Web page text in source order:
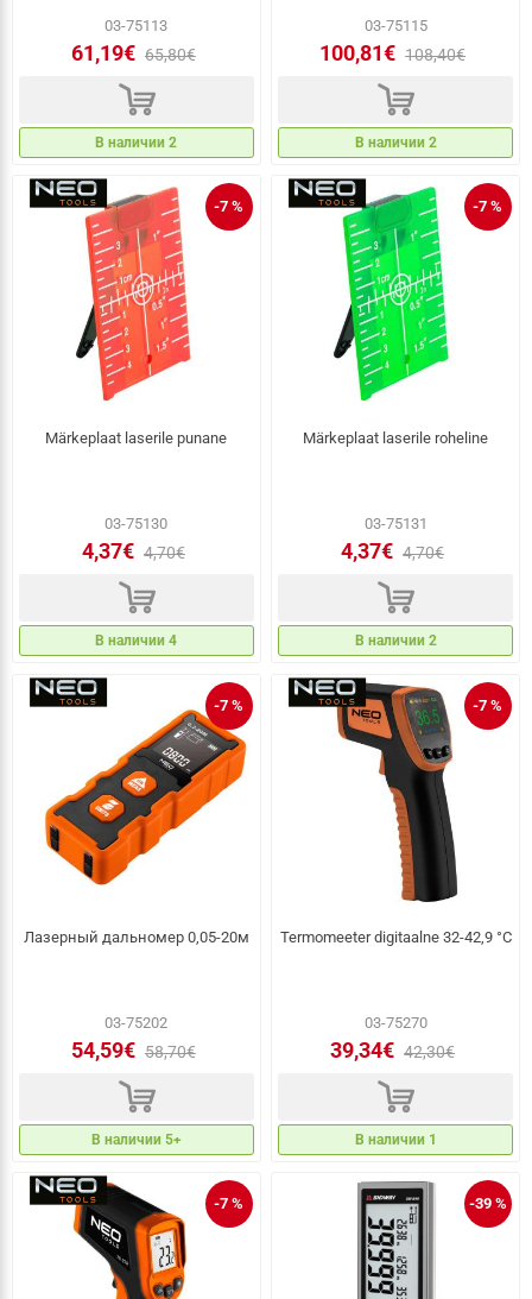
03-75113
61,19€ 65,80€
d
В наличии 2
03-75115
100,81€ 108,40€
d
В наличии 2
-7 %
Märkeplaat laserile punane
03-75130
4,37€ 4,70€
d
В наличии 4
-7 %
Märkeplaat laserile roheline
03-75131
4,37€ 4,70€
d
В наличии 2
-7 %
Лазерный дальномер 0,05-20м
03-75202
54,59€ 58,70€
d
В наличии 5+
-7 %
Termomeeter digitaalne 32-42,9 °C
03-75270
39,34€ 42,30€
d
В наличии 1
-7 % -39 %